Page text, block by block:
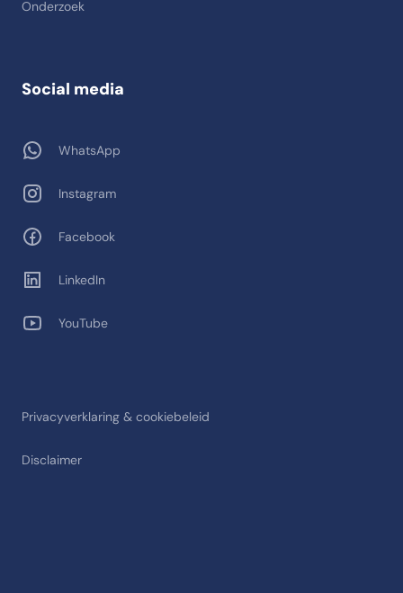
Onderzoek
Privacyverklaring & cookiebeleid
Disclaimer
Social media
WhatsApp
Instagram
Facebook
LinkedIn
YouTube